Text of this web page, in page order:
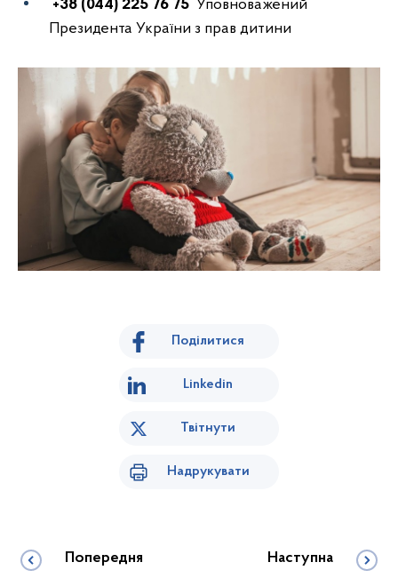
+38 (044) 225 76 75 Уповноважений
Президента України з прав дитини
Поділитися
Linkedin
Твітнути
Надрукувати
Попередня Наступна